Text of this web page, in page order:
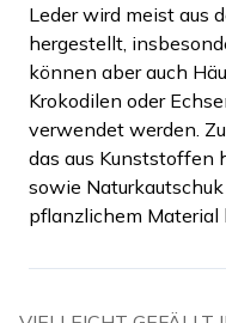
Leder wird meist aus
hergestellt,
können aber auch
Krokodilen oder
verwendet werden.
das aus Kunststoffen
sowie
pflanzlichem Material